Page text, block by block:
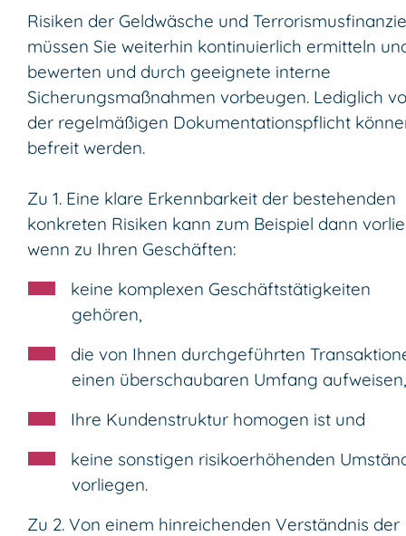
Risiken der Geldwäsche und
müssen Sie weiterhin kontinuierlich ermitteln
bewerten und durch geeignete interne
Sicherungsmaßnahmen vorbeugen. Lediglich
der regelmäßigen Dokumentationspflicht
befreit werden.
Zu 1. Eine klare Erkennbarkeit der bestehenden
konkreten Risiken kann zum Beispiel dann
wenn zu Ihren Geschäften:
keine komplexen Geschäftstätigkeiten
gehören,
die von Ihnen durchgeführten
einen überschaubaren Umfang aufweisen,
Ihre Kundenstruktur homogen ist und
keine sonstigen risikoerhöhenden
vorliegen.
Zu 2. Von einem hinreichenden Verständnis der